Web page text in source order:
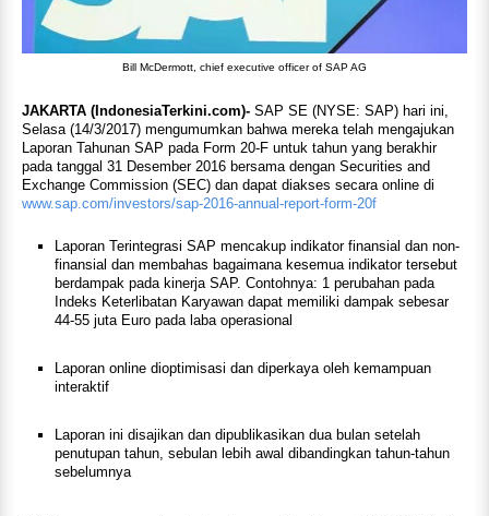
Bill McDermott, chief executive officer of SAP AG
JAKARTA (IndonesiaTerkini.com)- SAP SE (NYSE: SAP) hari ini,
Selasa (14/3/2017) mengumumkan bahwa mereka telah mengajukan
Laporan Tahunan SAP pada Form 20-F untuk tahun yang berakhir
pada tanggal 31 Desember 2016 bersama dengan Securities and
Exchange Commission (SEC) dan dapat diakses secara online di
www.sap.com/investors/sap-2016-annual-report-form-20f
Laporan Terintegrasi SAP mencakup indikator finansial dan non-
finansial dan membahas bagaimana kesemua indikator tersebut
berdampak pada kinerja SAP. Contohnya: 1 perubahan pada
Indeks Keterlibatan Karyawan dapat memiliki dampak sebesar
44-55 juta Euro pada laba operasional
Laporan online dioptimisasi dan diperkaya oleh kemampuan
interaktif
Laporan ini disajikan dan dipublikasikan dua bulan setelah
penutupan tahun, sebulan lebih awal dibandingkan tahun-tahun
sebelumnya